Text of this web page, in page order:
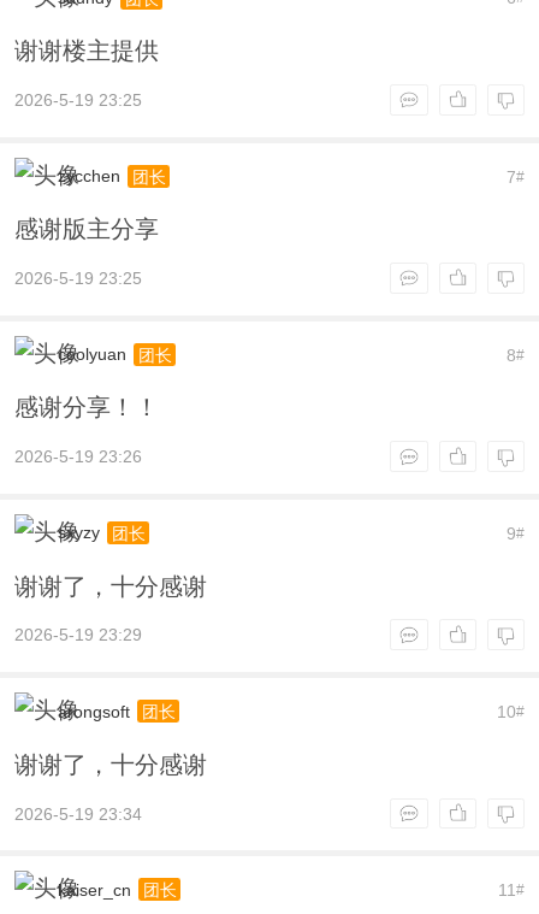
谢谢楼主提供
2026-5-19 23:25
7#
zycchen 团长
感谢版主分享
2026-5-19 23:25
8#
coolyuan 团长
感谢分享！！
2026-5-19 23:26
9#
sxyzy 团长
谢谢了，十分感谢
2026-5-19 23:29
10#
arongsoft 团长
谢谢了，十分感谢
2026-5-19 23:34
11#
kaiser_cn 团长